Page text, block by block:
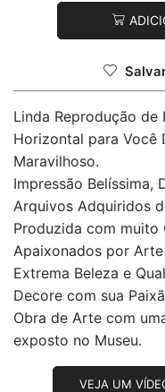
Linda Reprodução de
Horizontal para Você
Maravilhoso.
Impressão Belíssima,
Arquivos Adquiridos
Produzida com muito
Apaixonados por
Extrema Beleza e
Decore com sua
Obra de Arte com
exposto no Museu.
VEJA UM